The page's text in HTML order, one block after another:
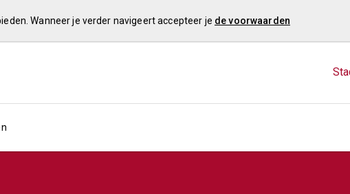
Wanneer je verder navigeert accepteer je de voorwaarden